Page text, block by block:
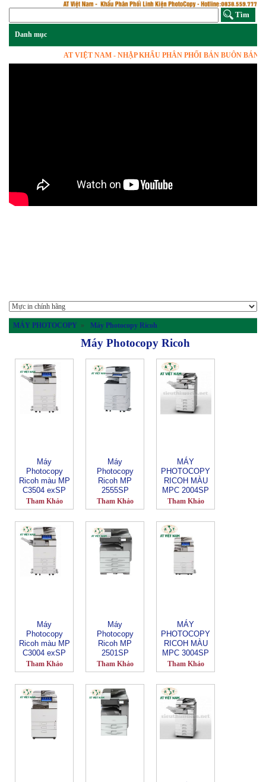
AT VIỆT NAM - NHẬP KHẨU PHÂN PHỐI BÁN BUÔN BÁN SỈ
MÁY PHOTOCOPY » Máy Photocopy Ricoh
Máy Photocopy Ricoh
Máy
Photocopy
Ricoh màu MP
C3504 exSP
Tham Khảo
Máy
Photocopy
Ricoh MP
2555SP
Tham Khảo
MÁY
PHOTOCOPY
RICOH MÀU
MPC 2004SP
Tham Khảo
Máy
Photocopy
Ricoh màu MP
C3004 exSP
Tham Khảo
Máy
Photocopy
Ricoh MP
2501SP
Tham Khảo
MÁY
PHOTOCOPY
RICOH MÀU
MPC 3004SP
Tham Khảo